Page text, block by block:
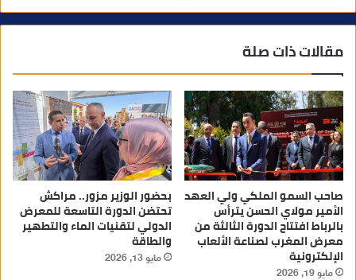
مقالات ذات صلة
صاحب السمو الملكي ولي العهد
الأمير مولاي الحسن يترأس
بالرباط افتتاح الدورة الثالثة من
معرض المغرب لصناعة الألعاب
الإلكترونية
مايو 19, 2026
بحضور الوزير مزور.. مراكش
تحتضن الدورة التاسعة للمعرض
الدولي لتقنيات الماء والتطهير
والطاقة
مايو 13, 2026